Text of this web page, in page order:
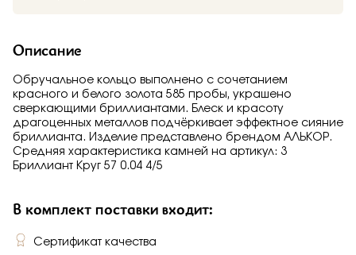
Описание
Обручальное кольцо выполнено с сочетанием
красного и белого золота 585 пробы, украшено
сверкающими бриллиантами. Блеск и красоту
драгоценных металлов подчёркивает эффектное сияние
бриллианта. Изделие представлено брендом АЛЬКОР.
Средняя характеристика камней на артикул: 3
Бриллиант Круг 57 0.04 4/5
В комплект поставки входит:
Сертификат качества